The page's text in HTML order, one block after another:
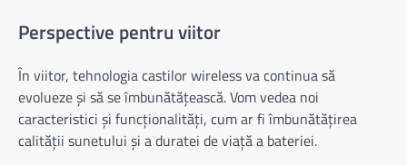
Perspective pentru viitor
În viitor, tehnologia castilor wireless va continua să
evolueze și să se îmbunătățească. Vom vedea noi
caracteristici și funcționalități, cum ar fi îmbunătățirea
calității sunetului și a duratei de viață a bateriei.